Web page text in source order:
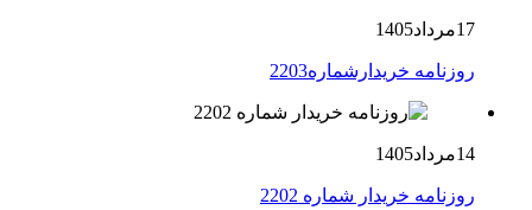
17مرداد1405
روزنامه خریدارشماره2203
14مرداد1405
روزنامه خریدار شماره 2202